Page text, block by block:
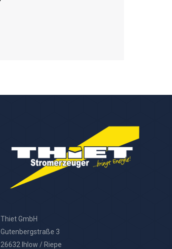
Thiet GmbH
Gutenbergstraße 3
26632 Ihlow / Riepe